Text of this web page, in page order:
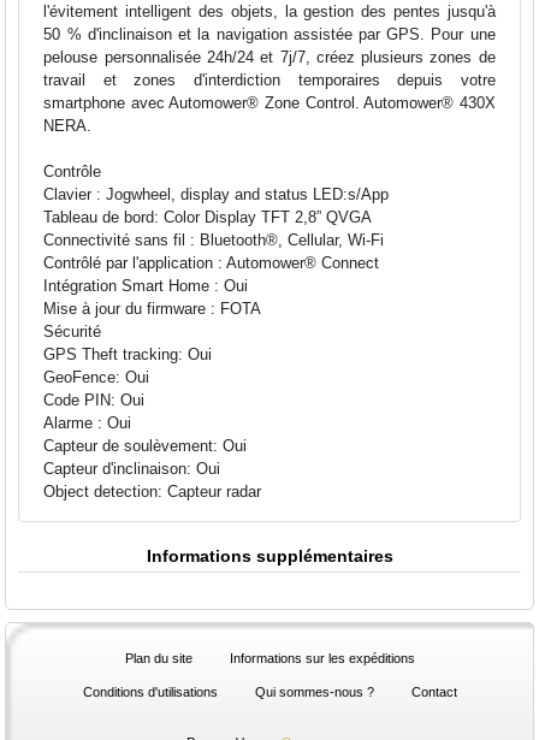
l'évitement intelligent des objets, la gestion des pentes jusqu'à
50 % d'inclinaison et la navigation assistée par GPS. Pour une
pelouse personnalisée 24h/24 et 7j/7, créez plusieurs zones de
travail et zones d'interdiction temporaires depuis votre
smartphone avec Automower® Zone Control. Automower® 430X
NERA.
Contrôle
Clavier : Jogwheel, display and status LED:s/App
Tableau de bord: Color Display TFT 2,8” QVGA
Connectivité sans fil : Bluetooth®, Cellular, Wi-Fi
Contrôlé par l'application : Automower® Connect
Intégration Smart Home : Oui
Mise à jour du firmware : FOTA
Sécurité
GPS Theft tracking: Oui
GeoFence: Oui
Code PIN: Oui
Alarme : Oui
Capteur de soulèvement: Oui
Capteur d'inclinaison: Oui
Object detection: Capteur radar
Informations supplémentaires
Plan du site Informations sur les expéditions
Conditions d'utilisations Qui sommes-nous ? Contact